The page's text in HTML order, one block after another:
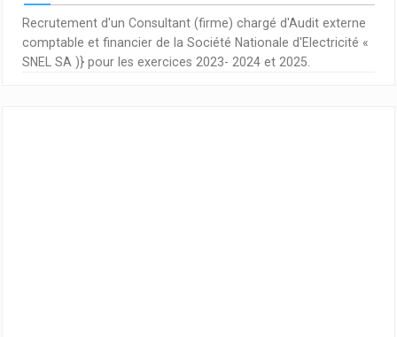
Recrutement d'un Consultant (firme) chargé d'Audit externe
comptable et financier de la Société Nationale d'Electricité «
SNEL SA )} pour les exercices 2023- 2024 et 2025.